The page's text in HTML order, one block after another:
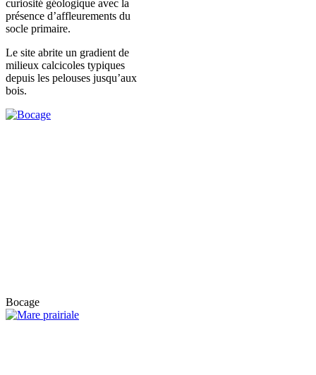
curiosité géologique avec la
présence d’affleurements du
socle primaire.
Le site abrite un gradient de
milieux calcicoles typiques
depuis les pelouses jusqu’aux
bois.
Bocage